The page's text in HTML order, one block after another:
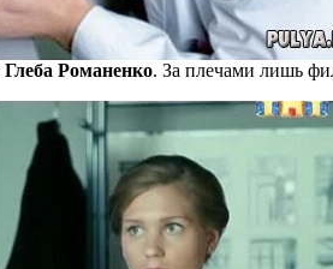
Глеба Романенко. За плечами лишь